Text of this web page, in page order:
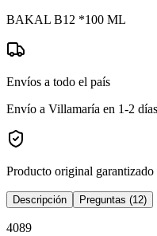
BAKAL B12 *100 ML
Envíos a todo el país
Envío a Villamaría en 1-2
Producto original garantizado
Descripción Preguntas (12)
4089